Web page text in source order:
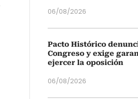
06/08/2026
Pacto Histórico
Congreso y exige
ejercer la oposición
06/08/2026